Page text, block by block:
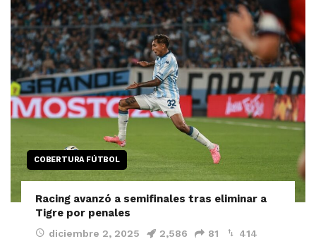
COBERTURA FÚTBOL
Racing avanzó a semifinales tras eliminar a
Tigre por penales
diciembre 2, 2025 2,586 81 414